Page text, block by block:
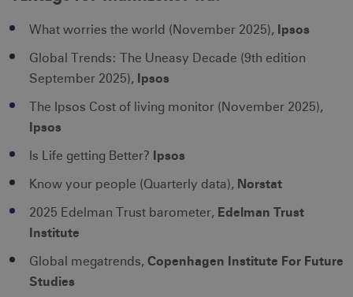
What worries the world (November 2025), Ipsos
Global Trends: The Uneasy Decade (9th edition
September 2025), Ipsos
The Ipsos Cost of living monitor (November 2025),
Ipsos
Is Life getting Better? Ipsos
Know your people (Quarterly data), Norstat
2025 Edelman Trust barometer, Edelman Trust
Institute
Global megatrends, Copenhagen Institute For Future
Studies